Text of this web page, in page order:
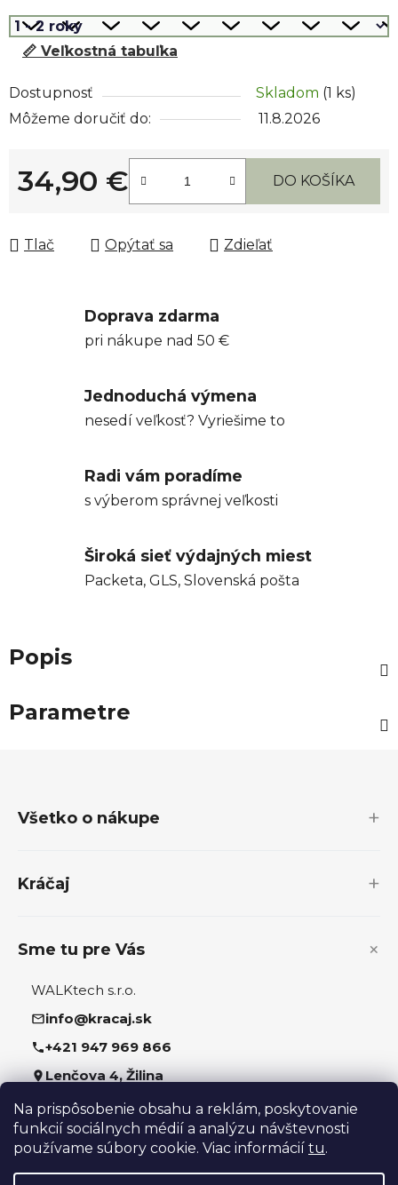
Na prispôsobenie obsahu a reklám, poskytovanie
funkcií sociálnych médií a analýzu návštevnosti
používame súbory cookie. Viac informácií tu.
📏 Veľkostná tabuľka
Dostupnosť Skladom (1 ks)
Môžeme doručiť do:
11.8.2026
34,90 €
Jednotková cena:
DO KOŠÍKA
Tlač Opýtať sa Zdieľať
Doprava zdarma
pri nákupe nad 50 €
Jednoduchá výmena
nesedí veľkosť? Vyriešime to
Radi vám poradíme
s výberom správnej veľkosti
Široká sieť výdajných miest
Packeta, GLS, Slovenská pošta
Popis
Parametre
Všetko o nákupe
Kráčaj
Sme tu pre Vás
WALKtech s.r.o.
info@kracaj.sk
+421 947 969 866
Lenčova 4, Žilina
Sledujte nás